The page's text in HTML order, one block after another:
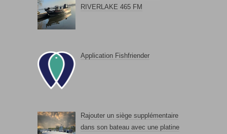
RIVERLAKE 465 FM
Application Fishfriender
Rajouter un siège supplémentaire
dans son bateau avec une platine